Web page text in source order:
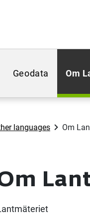
Geodata Om
languages Om